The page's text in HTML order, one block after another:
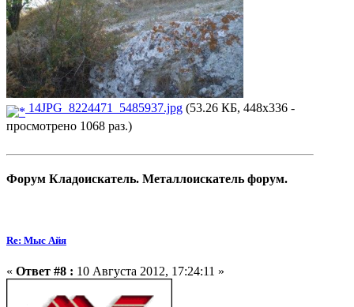
14JPG_8224471_5485937.jpg (53.26 КБ, 448x336 -
просмотрено 1068 раз.)
Форум Кладоискатель. Металлоискатель форум.
Re: Мыс Айя
« Ответ #8 : 10 Августа 2012, 17:24:11 »